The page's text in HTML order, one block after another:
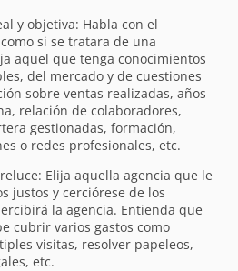
y objetiva: Habla con el
si se tratara de una
aquel que tenga conocimientos
del mercado y de cuestiones
sobre ventas realizadas, años
relación de colaboradores,
gestionadas, formación,
o redes profesionales, etc.
Elija aquella agencia que le
justos y cerciórese de los
la agencia. Entienda que
cubrir varios gastos como
visitas, resolver papeleos,
etc.